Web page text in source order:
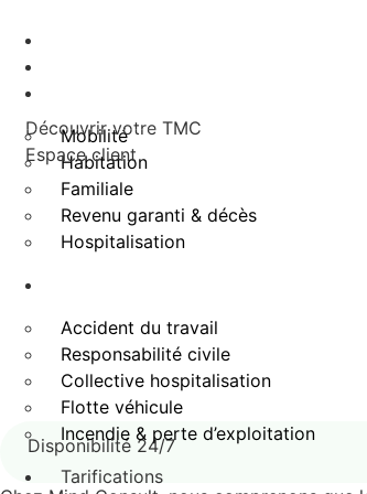
Mobilité
Habitation
Familiale
Revenu garanti & décès
Hospitalisation
Accident du travail
Responsabilité civile
Collective hospitalisation
Flotte véhicule
Incendie & perte d’exploitation
Tarifications
Découvrir votre TMC
Espace client
Disponibilité 24/7